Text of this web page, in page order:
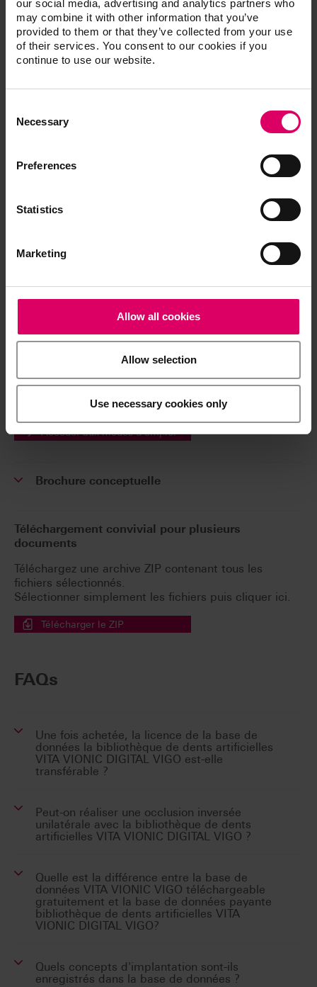
our social media, advertising and analytics partners who
may combine it with other information that you’ve
provided to them or that they’ve collected from your use
of their services. You consent to our cookies if you
continue to use our website.
Selection
Necessary
Preferences
Statistics
Marketing
Allow all cookies
Allow selection
Use necessary cookies only
VITA VIONIC®
VIONIC DIGITAL VIGO est disponible dans 3Shape
Téléchargements
disponibles exclusivement sur notre plateforme
Accéder aux modes d'emploi
Brochure conceptuelle
Téléchargement convivial pour plusieurs
documents
Téléchargez une archive ZIP contenant tous les
fichiers sélectionnés.
Sélectionner simplement les fichiers puis cliquer ici.
Télécharger le ZIP
FAQs
Une fois achetée, la licence de la base de
données la bibliothèque de dents artificielles
VITA VIONIC DIGITAL VIGO est-elle
transférable ?
Peut-on réaliser une occlusion inversée
unilatérale avec la bibliothèque de dents
artificielles VITA VIONIC DIGITAL VIGO ?
Quelle est la différence entre la base de
données VITA VIONIC VIGO téléchargeable
gratuitement et la base de données payante
bibliothèque de dents artificielles VITA
VIONIC DIGITAL VIGO?
Quels concepts d'implantation sont-ils
enregistrés dans la base de données ?